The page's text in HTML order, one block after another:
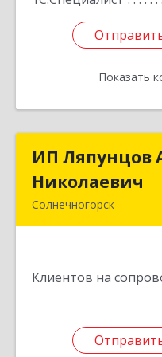
Показать
ИП Ляпунцов
Николаевич
Солнечногорск
Клиентов на
ИП